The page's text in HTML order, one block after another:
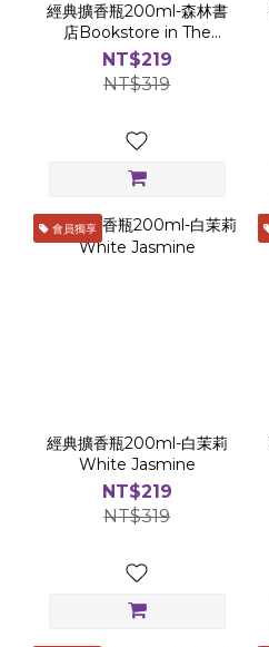
經典擴香瓶200ml-森林書
店Bookstore in The
Wood
NT$219
NT$319
會員獨享
經典擴香瓶200ml-白茉莉
White Jasmine
NT$219
NT$319